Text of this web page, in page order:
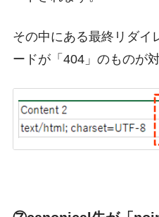
その中にある最終リダイ
ードが「404」のものが